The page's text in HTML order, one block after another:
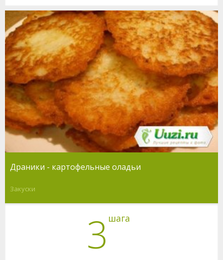
Драники - картофельные оладьи
Закуски
3 шага